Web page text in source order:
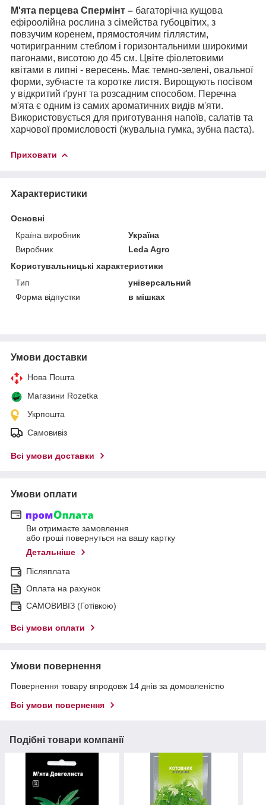
М'ята перцева Спермінт – багаторічна кущова
ефіроолійна рослина з сімейства губоцвітих, з
повзучим коренем, прямостоячим гіллястим,
чотиригранним стеблом і горизонтальними широкими
пагонами, висотою до 45 см. Цвіте фіолетовими
квітами в липні - вересень. Має темно-зелені, овальної
форми, зубчасте та коротке листя. Вирощують посівом
у відкритий ґрунт та розсадним способом. Перечна
м'ята є одним із самих ароматичних видів м'яти.
Використовується для приготування напоїв, салатів та
харчової промисловості (жувальна гумка, зубна паста).
Приховати
Характеристики
Основні
Країна виробник
Україна
Виробник
Leda Agro
Користувальницькі характеристики
Тип
універсальний
Форма відпустки
в мішках
Умови доставки
Нова Пошта
Магазини Rozetka
Укрпошта
Самовивіз
Всі умови доставки
Умови оплати
Ви отримаєте замовлення
або гроші повернуться на вашу картку
Детальніше
Післяплата
Оплата на рахунок
САМОВИВІЗ (Готівкою)
Всі умови оплати
Умови повернення
Повернення товару впродовж 14 днів за домовленістю
Всі умови повернення
Подібні товари компанії